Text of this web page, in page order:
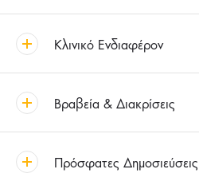
Κλινικό Ενδιαφέρον
Βραβεία & Διακρίσεις
Πρόσφατες Δημοσιεύσεις